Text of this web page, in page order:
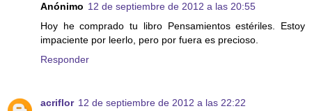
Anónimo 12 de septiembre de 2012 a las 20:55
Hoy he comprado tu libro Pensamientos estériles. Estoy
impaciente por leerlo, pero por fuera es precioso.
Responder
acriflor 12 de septiembre de 2012 a las 22:22